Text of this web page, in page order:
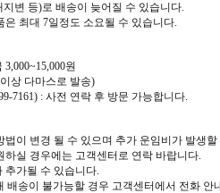
지변 등)로 배송이 늦어질 수 있습니다.
은 최대 7일정도 소요될 수 있습니다.
3,000~15,000원
이상 다마스로 발송)
7161) : 사전 연락 후 방문 가능합니다.
이 변경 될 수 있으며 추가 운임비가 발생
하실 경우에는 고객센터로 연락 바랍니다.
추가될 수 있습니다.
배송이 불가능할 경우 고객센터에서 전화 안